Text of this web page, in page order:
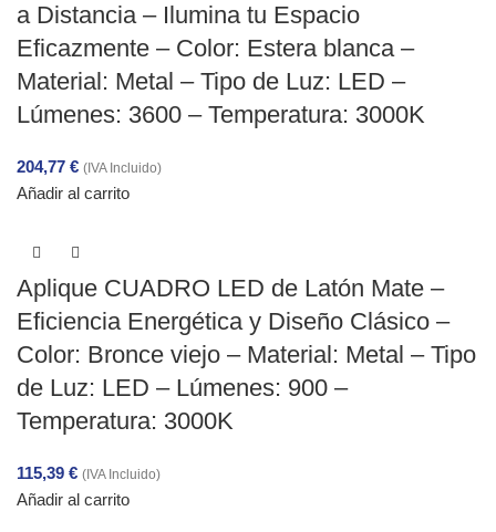
a Distancia – Ilumina tu Espacio
Eficazmente – Color: Estera blanca –
Material: Metal – Tipo de Luz: LED –
Lúmenes: 3600 – Temperatura: 3000K
204,77 € (IVA Incluido)
Añadir al carrito
Aplique CUADRO LED de Latón Mate –
Eficiencia Energética y Diseño Clásico –
Color: Bronce viejo – Material: Metal – Tipo
de Luz: LED – Lúmenes: 900 –
Temperatura: 3000K
115,39 € (IVA Incluido)
Añadir al carrito